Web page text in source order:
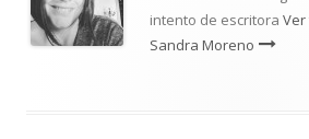
intento de escritora
Sandra Moreno